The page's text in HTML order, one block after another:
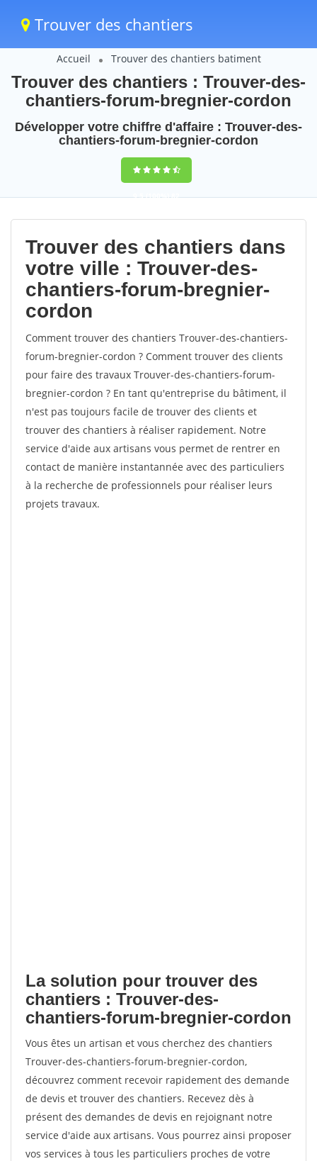
Trouver des chantiers
Accueil Trouver des chantiers batiment
Trouver des chantiers : Trouver-des-
chantiers-forum-bregnier-cordon
Développer votre chiffre d'affaire : Trouver-des-
chantiers-forum-bregnier-cordon
9,5(100%)82
votes
Trouver des chantiers dans
votre ville : Trouver-des-
chantiers-forum-bregnier-
cordon
Comment trouver des chantiers Trouver-des-chantiers-
forum-bregnier-cordon ? Comment trouver des clients
pour faire des travaux Trouver-des-chantiers-forum-
bregnier-cordon ? En tant qu'entreprise du bâtiment, il
n'est pas toujours facile de trouver des clients et
trouver des chantiers à réaliser rapidement. Notre
service d'aide aux artisans vous permet de rentrer en
contact de manière instantannée avec des particuliers
à la recherche de professionnels pour réaliser leurs
projets travaux.
La solution pour trouver des
chantiers : Trouver-des-
chantiers-forum-bregnier-cordon
Vous êtes un artisan et vous cherchez des chantiers
Trouver-des-chantiers-forum-bregnier-cordon,
découvrez comment recevoir rapidement des demande
de devis et trouver des chantiers. Recevez dès à
présent des demandes de devis en rejoignant notre
service d'aide aux artisans. Vous pourrez ainsi proposer
vos services à tous les particuliers proches de votre